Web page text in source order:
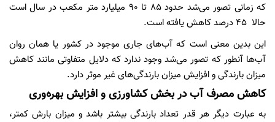
که زمانی تصور می‌شد حدود 85 تا 90 میلیارد متر مکعب در سال است
حالا ‌ 45 درصد کاهش یافته است.
این بدین معنی است که آب‌های جاری موجود در کشور یا همان روان
آب‌ها آنطور که تصور می‌شد وجود ندارد که دلایل متفاوتی مانند کاهش
میزان بارندگی و افزایش میزان بارندگی‌های غیر موثر دارد.
کاهش مصرف آب در بخش کشاورزی و افزایش بهره‌وری
به عبارت دیگر هر قدر تعداد بارندگی بیشتر باشد و میزان بارش کمتر،